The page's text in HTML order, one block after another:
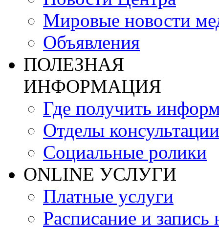
Мировые новости
Объявления
ПОЛЕЗНАЯ
ИНФОРМАЦИЯ
Где получить
Отделы консультации
Социальные ролики
ONLINE УСЛУГИ
Платные услуги
Расписание и запись